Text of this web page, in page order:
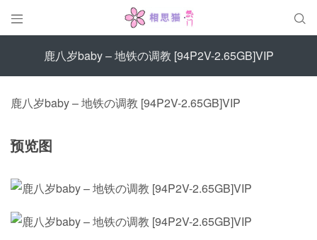
 
鹿八岁baby – 地铁の调教 [94P2V-2.65GB]VIP
鹿八岁baby – 地铁の调教 [94P2V-2.65GB]VIP
预览图